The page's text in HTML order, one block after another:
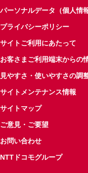
パーソナルデータ（個人情
プライバシーポリシー
サイトご利用にあたって
お客さまご利用端末からの
見やすさ・使いやすさの調
サイトメンテナンス情報
サイトマップ
ご意見・ご要望
お問い合わせ
NTTドコモグループ